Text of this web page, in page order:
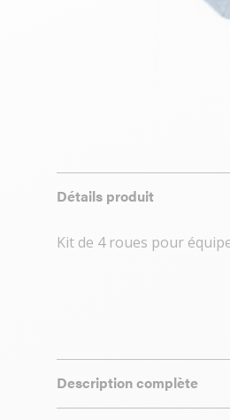
Détails produit
Kit de 4 roues pour
Description complète